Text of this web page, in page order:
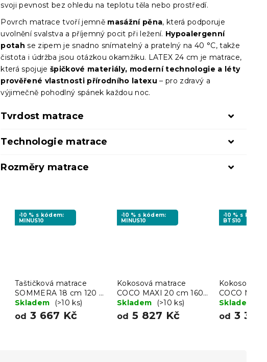
svoji pevnost bez ohledu na teplotu těla nebo prostředí.
Povrch matrace tvoří jemně masážní pěna, která podporuje
uvolnění svalstva a příjemný pocit při ležení. Hypoalergenní
potah se zipem je snadno snímatelný a pratelný na 40 °C, takže
čistota i údržba jsou otázkou okamžiku. LATEX 24 cm je matrace,
která spojuješpičkové materiály, moderní technologie a léty
prověřené vlastnosti přírodního latexu – pro zdravý a
výjimečně pohodlný spánek každou noc.
Tvrdost matrace
Technologie matrace
Rozměry matrace
-10 % s kódem:
MINUS10
Taštičková matrace
SOMMERA 18 cm 120 x
200 cm
Skladem (>10 ks)
od 3 667 Kč
-10 % s kódem:
MINUS10
Kokosová matrace
COCO MAXI 20 cm 160
x 200 cm
Skladem (>10 ks)
od 5 827 Kč
-10 % s
BTS10
Kokosová
COCO
200 cm
Skladem
od 3